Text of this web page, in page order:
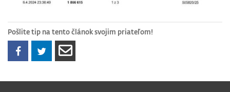
Pošlite tip na tento článok svojim priateľom!